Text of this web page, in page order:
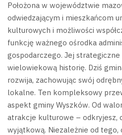
Położona w województwie
odwiedzającym i mieszkańcom
kulturowych i możliwości
funkcję ważnego ośrodka
gospodarczego. Jej strategiczne
wielowiekową historię. Dziś
rozwija, zachowując swój
lokalne. Ten kompleksowy
aspekt gminy Wyszków. Od
atrakcje kulturowe – odkryjesz,
wyjątkową. Niezależnie od tego,